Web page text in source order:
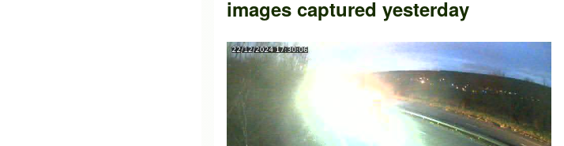
images captured yesterday